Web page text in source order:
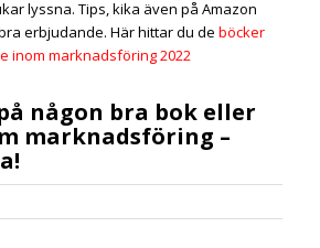
lyssna. Tips, kika även på Amazon
erbjudande. Här hittar du de böcker
inom marknadsföring 2022
någon bra bok eller
marknadsföring –